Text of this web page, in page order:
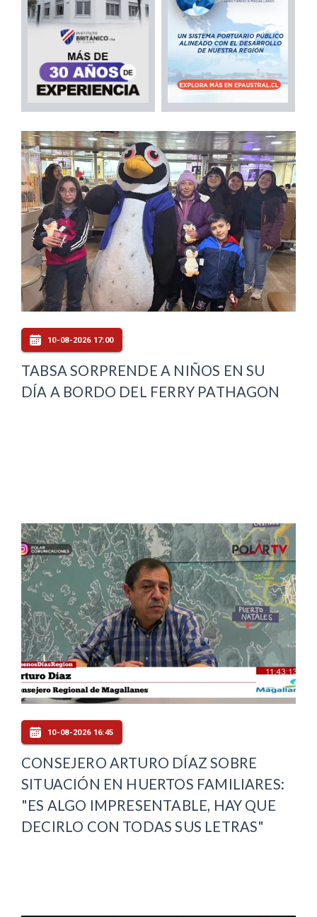
10-08-2026 17:00
TABSA SORPRENDE A NIÑOS EN SU
DÍA A BORDO DEL FERRY PATHAGON
10-08-2026 16:45
CONSEJERO ARTURO DÍAZ SOBRE
SITUACIÓN EN HUERTOS FAMILIARES:
"ES ALGO IMPRESENTABLE, HAY QUE
DECIRLO CON TODAS SUS LETRAS"